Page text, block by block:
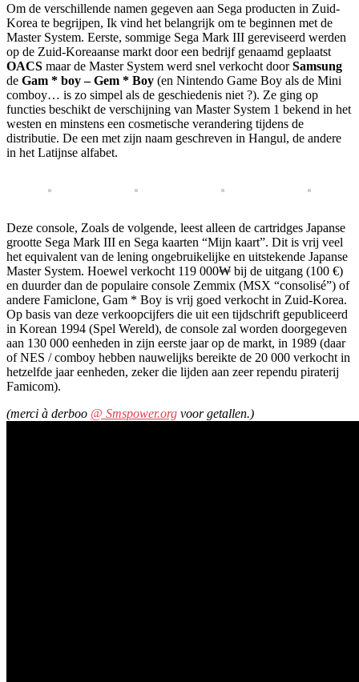
Om de verschillende namen gegeven aan Sega producten in Zuid-
Korea te begrijpen, Ik vind het belangrijk om te beginnen met de
Master System. Eerste, sommige Sega Mark III gereviseerd werden
op de Zuid-Koreaanse markt door een bedrijf genaamd geplaatst
OACS maar de Master System werd snel verkocht doorSamsung
de Gam * boy – Gem * Boy (en Nintendo Game Boy als de Mini
comboy… is zo simpel als de geschiedenis niet ?). Ze ging op
functies beschikt de verschijning van Master System 1 bekend in het
westen en minstens een cosmetische verandering tijdens de
distributie. De een met zijn naam geschreven in Hangul, de andere
in het Latijnse alfabet.
Deze console, Zoals de volgende, leest alleen de cartridges Japanse
grootte Sega Mark III en Sega kaarten “Mijn kaart”. Dit is vrij veel
het equivalent van de lening ongebruikelijke en uitstekende Japanse
Master System. Hoewel verkocht 119 000₩ bij de uitgang (100 €)
en duurder dan de populaire console Zemmix (MSX “consolisé”) of
andere Famiclone, Gam * Boy is vrij goed verkocht in Zuid-Korea.
Op basis van deze verkoopcijfers die uit een tijdschrift gepubliceerd
in Korean 1994 (Spel Wereld), de console zal worden doorgegeven
aan 130 000 eenheden in zijn eerste jaar op de markt, in 1989 (daar
of NES / comboy hebben nauwelijks bereikte de 20 000 verkocht in
hetzelfde jaar eenheden, zeker die lijden aan zeer rependu piraterij
Famicom).
(merci à derboo @ Smspower.org voor getallen.)